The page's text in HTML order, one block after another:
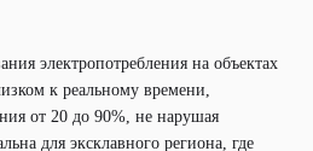
электропотребления на объектах
к реальному времени,
от 20 до 90%, не нарушая
для эксклавного региона, где